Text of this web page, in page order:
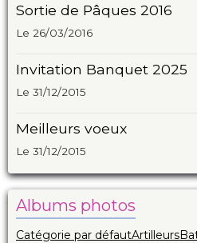
Sortie de Pâques 2016
Le 26/03/2016
Invitation Banquet 2025
Le 31/12/2015
Meilleurs voeux
Le 31/12/2015
Albums photos
Catégorie par défautArtilleurs